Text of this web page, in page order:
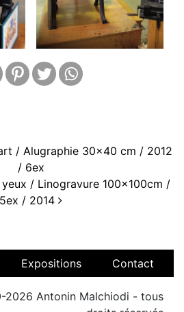
/ Alugraphie 30×40 cm / 2012
/ 6ex
/ Linogravure 100x100cm /
5ex / 2014
Expositions Contact
Antonin Malchiodi - tous